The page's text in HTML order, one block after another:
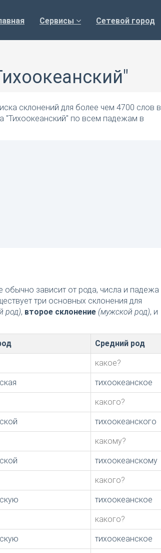
Сервисы Сетевой город
склонений для более чем 4700 слов в
"Тихоокеанский" по всем падежам в
обычно зависит от рода, числа и падежа
три основных склонения для
род), второе склонение (мужской род), и
Средний род
какое?
тихоокеанское
какого?
тихоокеанского
какому?
тихоокеанскому
какого?
тихоокеанское
какого?
тихоокеанское